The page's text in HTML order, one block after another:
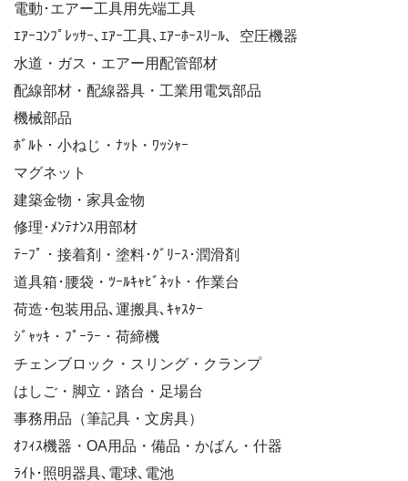
電動･エアー工具用先端工具
ｴｱｰｺﾝﾌﾟﾚｯｻｰ､ｴｱｰ工具､ｴｱｰﾎｰｽﾘｰﾙ、空圧機器
水道・ガス・エアー用配管部材
配線部材・配線器具・工業用電気部品
機械部品
ﾎﾞﾙﾄ・小ねじ・ﾅｯﾄ・ﾜｯｼｬｰ
マグネット
建築金物・家具金物
修理･ﾒﾝﾃﾅﾝｽ用部材
ﾃｰﾌﾟ・接着剤・塗料･ｸﾞﾘｰｽ･潤滑剤
道具箱･腰袋・ﾂｰﾙｷｬﾋﾞﾈｯﾄ・作業台
荷造･包装用品､運搬具､ｷｬｽﾀｰ
ｼﾞｬｯｷ・ﾌﾟｰﾗｰ・荷締機
チェンブロック・スリング・クランプ
はしご・脚立・踏台・足場台
事務用品（筆記具・文房具）
ｵﾌｨｽ機器・OA用品・備品・かばん・什器
ﾗｲﾄ･照明器具､電球､電池